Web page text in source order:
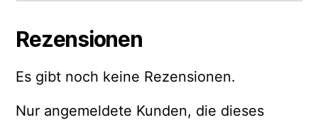
Rezensionen
Es gibt noch keine Rezensionen.
Nur angemeldete Kunden, die dieses